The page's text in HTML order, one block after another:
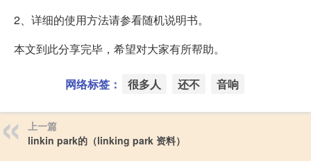
2、详细的使用方法请参看随机说明书。
本文到此分享完毕，希望对大家有所帮助。
网络标签： 很多人 还不 音响
上一篇
linkin park的（linking park 资料）